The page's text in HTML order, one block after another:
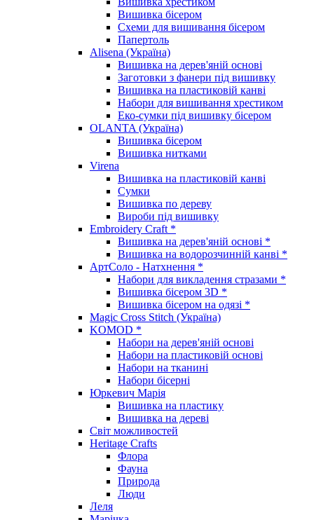
Вишивка бісером
Схеми для вишивання бісером
Папертоль
Alisena (Україна)
Вишивка на дерев'яній основі
Заготовки з фанери під вишивку
Вишивка на пластиковій канві
Набори для вишивання хрестиком
Еко-сумки під вишивку бісером
OLANTA (Україна)
Вишивка бісером
Вишивка нитками
Virena
Вишивка на пластиковій канві
Сумки
Вишивка по дереву
Вироби під вишивку
Embroidery Craft *
Вишивка на дерев'яній основі *
Вишивка на водорозчинній канві *
АртСоло - Натхнення *
Набори для викладення стразами *
Вишивка бісером 3D *
Вишивка бісером на одязі *
Magic Cross Stitch (Україна)
KOMOD *
Набори на дерев'яній основі
Набори на пластиковій основі
Набори на тканині
Набори бісерні
Юркевич Марія
Вишивка на пластику
Вишивка на дереві
Світ можливостей
Heritage Crafts
Флора
Фауна
Природа
Люди
Леля